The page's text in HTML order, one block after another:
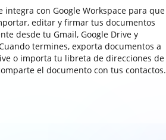
integra con Google Workspace para que
editar y firmar tus documentos
desde tu Gmail, Google Drive y
termines, exporta documentos a
o importa tu libreta de direcciones de
el documento con tus contactos.